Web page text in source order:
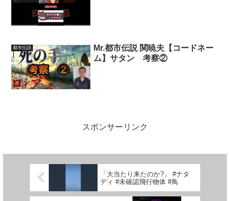
都市伝説
Mr.都市伝説 関暁夫【コードネー
ム】サタン 考察②
スポンサーリンク
「大当たり来たのか?」 #ナタ
ディ #未確認飛行物体 #鳥